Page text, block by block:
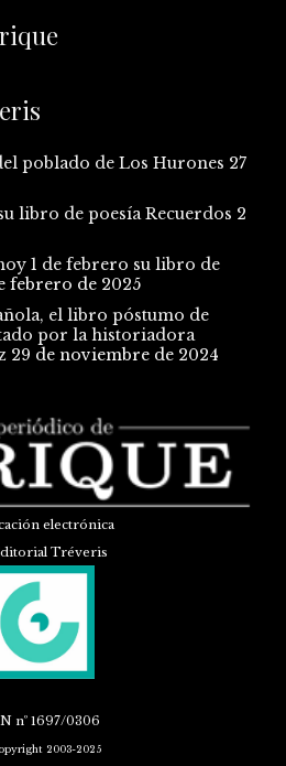
poblado de Los Hurones 27
libro de poesía Recuerdos 2
1 de febrero su libro de
febrero de 2025
el libro póstumo de
por la historiadora
29 de noviembre de 2024
electrónica
Tréveris
nº 1697/0306
2003-2025